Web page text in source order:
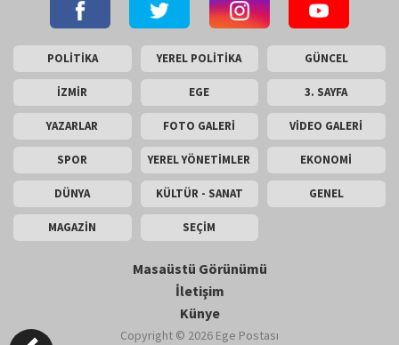
POLİTİKA YEREL POLİTİKA GÜNCEL
İZMİR EGE 3. SAYFA
YAZARLAR FOTO GALERİ VİDEO GALERİ
SPOR YEREL YÖNETİMLER EKONOMİ
DÜNYA KÜLTÜR - SANAT GENEL
MAGAZİN SEÇİM
Masaüstü Görünümü
İletişim
Künye
Copyright © 2026 Ege Postası